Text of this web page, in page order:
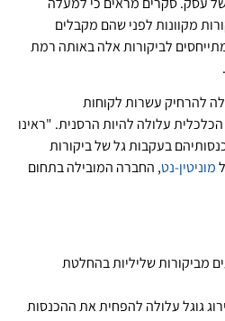
מקוונות לפני שהם מקבלים
וכ-84% מהם מתייחסים לביקורות אלה באותה רמת
להרחיק עשרות לקוחות
עלולה להיות הרסנית. "ראינו
20%-30% מהכנסותיהם בעקבות גל של ביקורות
מוניטין-נט, החברה המובילה בתחום
מביקורות שליליות בהחלטת
גוגל עלולה להפחית את ההכנסות